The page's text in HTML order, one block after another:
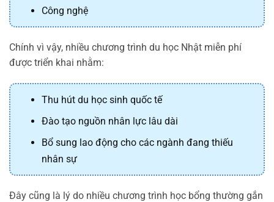
Công nghệ
Chính vì vậy, nhiều chương trình du học Nhật miễn phí
được triển khai nhằm:
Thu hút du học sinh quốc tế
Đào tạo nguồn nhân lực lâu dài
Bổ sung lao động cho các ngành đang thiếu
nhân sự
Đây cũng là lý do nhiều chương trình học bổng thường gắn